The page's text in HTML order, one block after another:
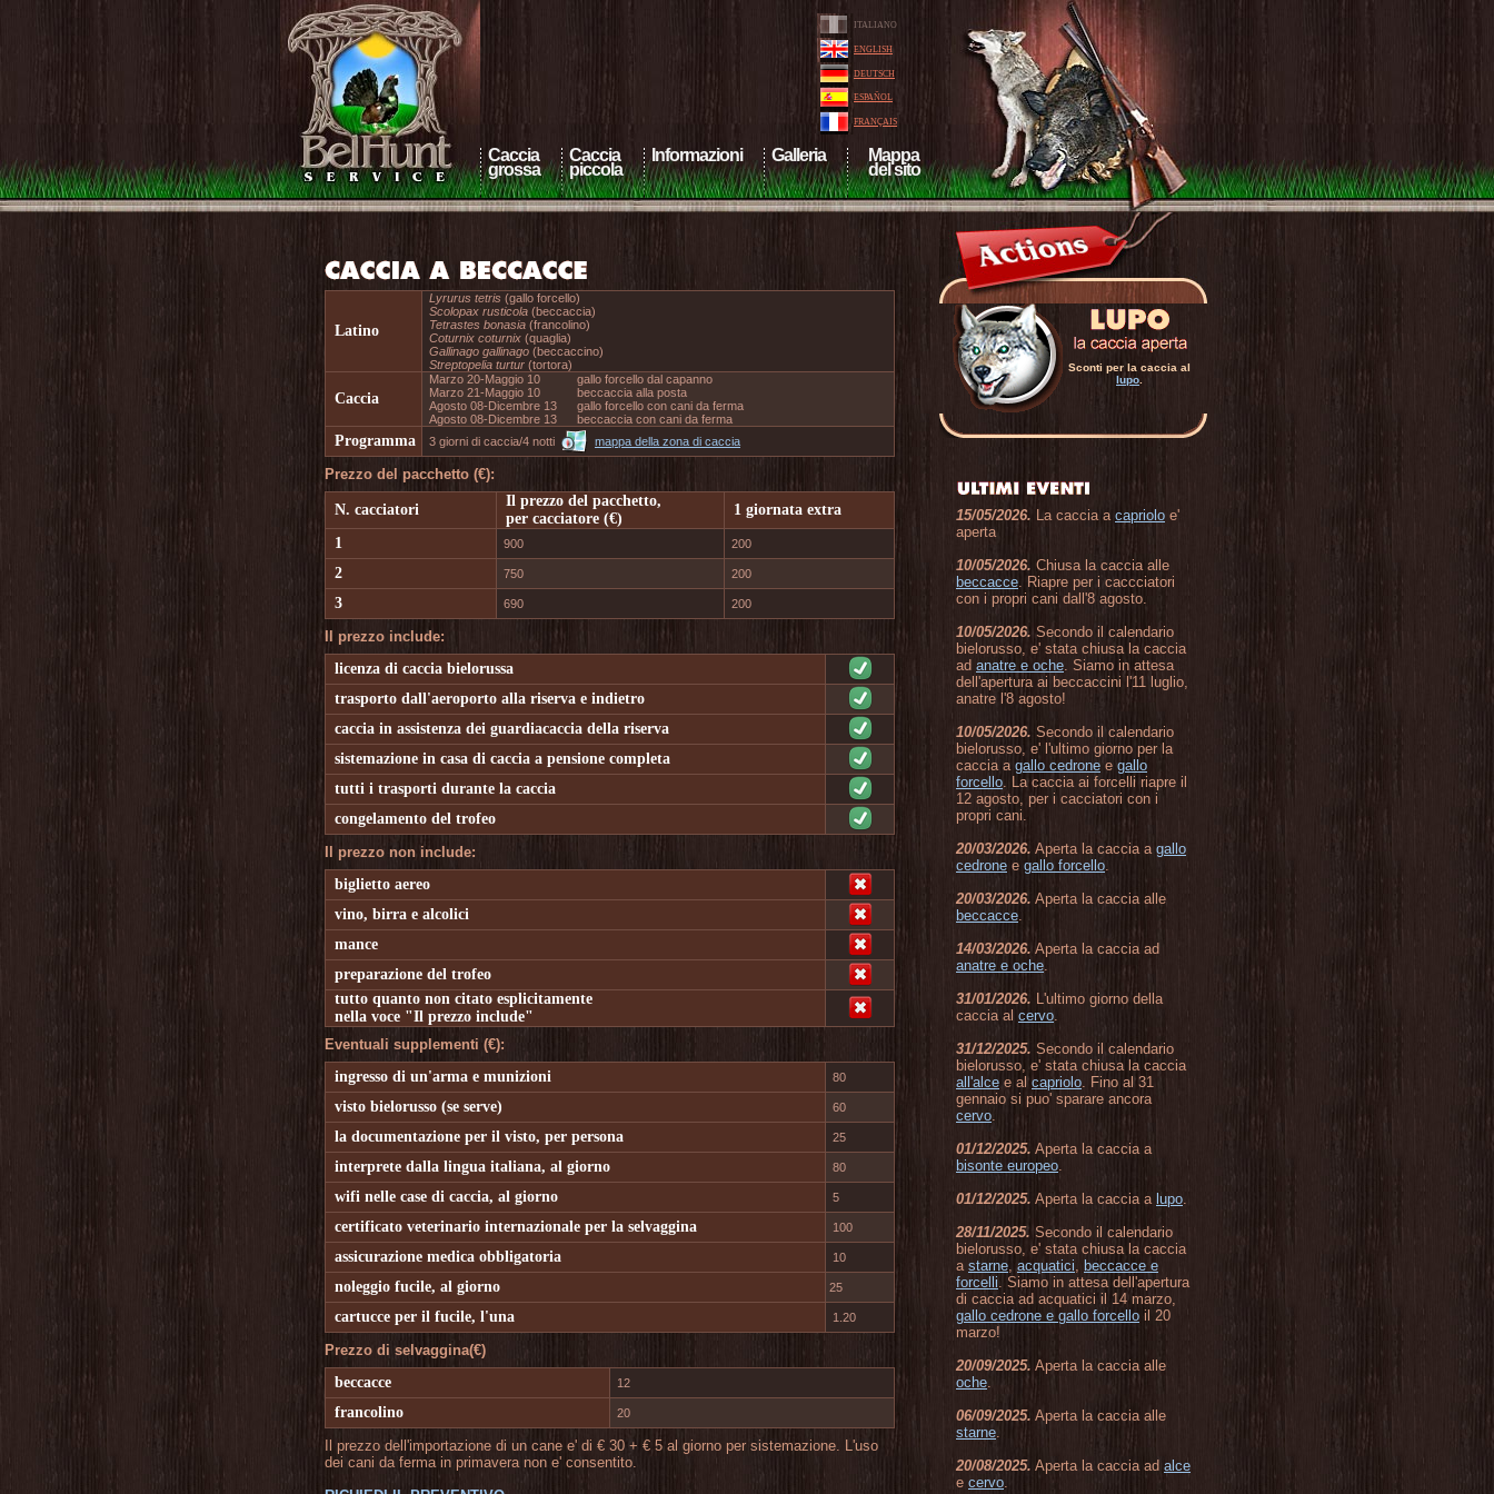
ITALIANO
ENGLISH
DEUTSCH
ESPAÑOL
FRANÇAIS
Caccia
grossa
Caccia
piccola
Informazioni Galleria Mappa
del sito
Latino
Lyrurus tetris (gallo forcello)
Scolopax rusticola (beccaccia)
Tetrastes bonasia (francolino)
Coturnix coturnix (quaglia)
Gallinago gallinago (beccaccino)
Streptopelia turtur (tortora)
Caccia
Marzo 20-Maggio 10
Marzo 21-Maggio 10
Agosto 08-Dicembre 13
Agosto 08-Dicembre 13
gallo forcello dal capanno
beccaccia alla posta
gallo forcello con cani da ferma
beccaccia con cani da ferma
Programma 3 giorni di caccia/4 notti mappa della zona di caccia
Prezzo del pacchetto (€):
N. cacciatori
Il prezzo del pacchetto,
per cacciatore (€)
1 giornata extra
1
900 200
2 750 200
3 690 200
Il prezzo include:
licenza di caccia bielorussa
trasporto dall'aeroporto alla riserva e indietro
caccia in assistenza dei guardiacaccia della riserva
sistemazione in casa di caccia a pensione completa
tutti i trasporti durante la caccia
congelamento del trofeo
Il prezzo non include:
biglietto aereo
vino, birra e alcolici
mance
preparazione del trofeo
tutto quanto non citato esplicitamente
nella voce "Il prezzo include"
Eventuali supplementi (€):
ingresso di un'arma e munizioni
80
visto bielorusso (se serve) 60
la documentazione per il visto, per persona 25
interprete dalla lingua italiana, al giorno 80
wifi nelle case di caccia, al giorno 5
certificato veterinario internazionale per la selvaggina 100
assicurazione medica obbligatoria 10
noleggio fucile, al giorno 25
cartucce per il fucile, l'una 1.20
Prezzo di selvaggina(€)
beccacce
12
francolino 20
Il prezzo dell'importazione di un cane e' di € 30 + € 5 al giorno per sistemazione. L'uso
dei cani da ferma in primavera non e' consentito.
Sconti per la caccia al
lupo
15/05/2026. La caccia a capriolo e'
aperta
10/05/2026. Chiusa la caccia alle
beccacce. Riapre per i caccciatori
con i propri cani dall'8 agosto.
10/05/2026. Secondo il calendario
bielorusso, e' stata chiusa la caccia
ad anatre e oche. Siamo in attesa
dell'apertura ai beccaccini l'11 luglio,
anatre l'8 agosto!
10/05/2026. Secondo il calendario
bielorusso, e' l'ultimo giorno per la
caccia a gallo cedrone e gallo
forcello. La caccia ai forcelli riapre il
12 agosto, per i cacciatori con i
propri cani.
20/03/2026. Aperta la caccia a gallo
cedrone e gallo forcello.
20/03/2026. Aperta la caccia alle
beccacce.
14/03/2026. Aperta la caccia ad
anatre e oche.
31/01/2026. L'ultimo giorno della
caccia al cervo.
31/12/2025. Secondo il calendario
bielorusso, e' stata chiusa la caccia
all'alce e al capriolo. Fino al 31
gennaio si puo' sparare ancora
cervo.
01/12/2025. Aperta la caccia a
bisonte europeo.
01/12/2025. Aperta la caccia a lupo.
28/11/2025. Secondo il calendario
bielorusso, e' stata chiusa la caccia
a starne, acquatici, beccacce e
forcelli. Siamo in attesa dell'apertura
di caccia ad acquatici il 14 marzo,
gallo cedrone e gallo forcello il 20
marzo!
20/09/2025. Aperta la caccia alle
oche.
06/09/2025. Aperta la caccia alle
starne.
20/08/2025. Aperta la caccia ad alce
e cervo.